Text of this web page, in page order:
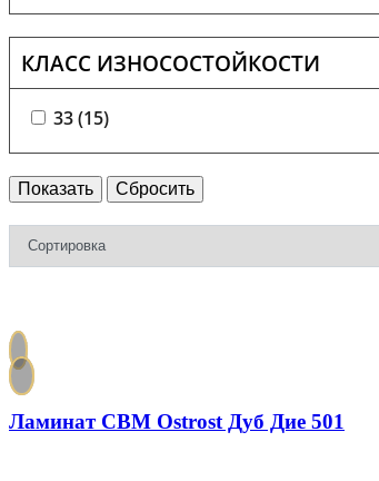
КЛАСС ИЗНОСОСТОЙКОСТИ
33 (15)
Ламинат CBM Ostrost Дуб Дие 501